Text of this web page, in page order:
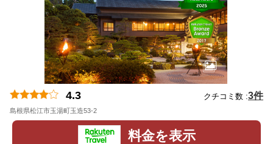
4.3 クチコミ数 :3件
島根県松江市玉湯町玉造53-2
料金を表示